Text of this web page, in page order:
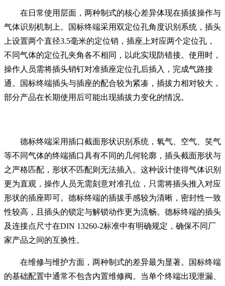
在日常使用层面，两种制式的核心差异体现在插拔操作与
气体识别机制上。国标终端采用双定位孔角度识别系统，插头
上设置两个直径3.5毫米的定位销，插座上对应两个定位孔，
不同气体的定位孔夹角各不相同，以此实现防错接。使用时，
操作人员需将插头销钉对准插座定位孔后插入，完成气路接
通。国标终端插头与插座的配合较为紧凑，插拔力相对较大，
部分产品在长期使用后可能出现插拔力变化的情况。
德标终端采用插口截面形状识别系统，氧气、空气、笑气
等不同气体的终端插口具有不同的几何轮廓，插头截面形状与
之严格匹配，形状不匹配则无法插入。这种设计使得气体识别
更为直观，操作人员无需刻意对准孔位，只需将插头推入对应
形状的插座即可。德标终端的插拔手感较为清晰，密封性一致
性较高，且插头的锁定与解锁动作更为流畅。德标终端的插头
及连接点尺寸在DIN 13260-2标准中有明确规定，确保不同厂
家产品之间的互换性。
在维修与维护方面，两种制式的差异最为显著。国标终端
的基础配置中通常不包含内置维修阀。当单个终端出现泄漏、